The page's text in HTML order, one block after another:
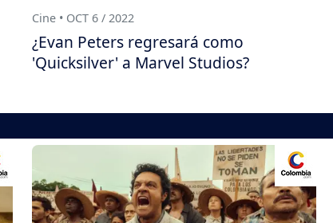
Cine • OCT 6 / 2022
¿Evan Peters regresará como
'Quicksilver' a Marvel Studios?